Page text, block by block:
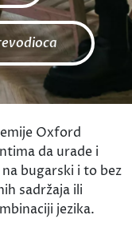
Oxford
da urade i
bugarski i to bez
sadržaja ili
jezika.